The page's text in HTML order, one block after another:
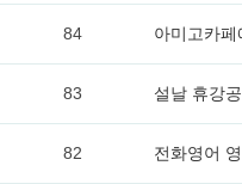
84 아미고카
83 설날 휴강
82 전화영어